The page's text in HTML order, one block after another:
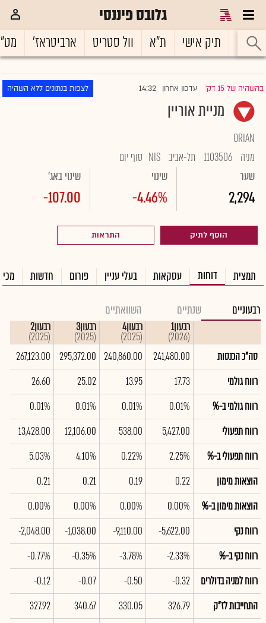
גלובס פיננסי
ראשי תיק אישי ת"א וול סטריט ארביטראז'
בהשהיה של 15 דק' |עדכון אחרון 14:32 לצפות בנתונים ללא השהיה
מניית אוריין
ORIAN
מניה 1103506 תל-אביב NIS סוף יום
שער
2,294
שינוי
-4.46%
שינוי באג'
-107.00
הוסף לתיק התראות
תמצית דוחות עסקאות בעלי עניין פורום חדשות
רבעוניים שנתיים השוואתיים
רבעון1
(2026)
רבעון4
(2025)
רבעון3
(2025)
רבעון2
(2025)
סה"כ הכנסות
241,480.00
240,860.00
295,372.00
267,123.00
רווח גולמי
17.73
13.95
25.02
26.60
רווח גולמי ב-%
0.01%
0.01%
0.01%
0.01%
רווח תפעולי
5,427.00
538.00
12,106.00
13,428.00
רווח תפעולי ב-%
2.25%
0.22%
4.10%
5.03%
הוצאות מימון
0.22
0.19
0.21
0.21
הוצאות מימון ב-%
0.00%
0.00%
0.00%
0.00%
רווח נקי
-5,622.00
-9,110.00
-1,038.00
-2,048.00
רווח נקי ב-%
-2.33%
-3.78%
-0.35%
-0.77%
רווח למניה בדולרים
-0.32
-0.50
-0.07
-0.12
התחייבות לז"ק
326.79
330.05
340.67
327.92